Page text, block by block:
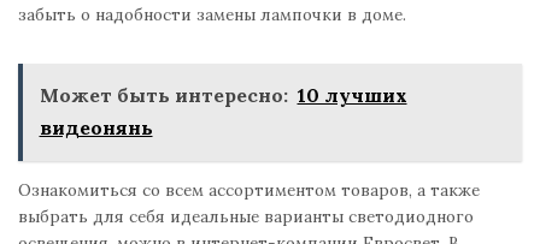
забыть о надобности замены лампочки в доме.
Может быть интересно: 10 лучших
видеонянь
Ознакомиться со всем ассортиментом товаров, а также
выбрать для себя идеальные варианты светодиодного